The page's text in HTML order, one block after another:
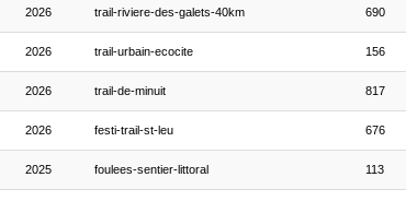
2026 trail-riviere-des-galets-40km 690
2026 trail-urbain-ecocite 156
2026 trail-de-minuit 817
2026 festi-trail-st-leu 676
2025 foulees-sentier-littoral 113